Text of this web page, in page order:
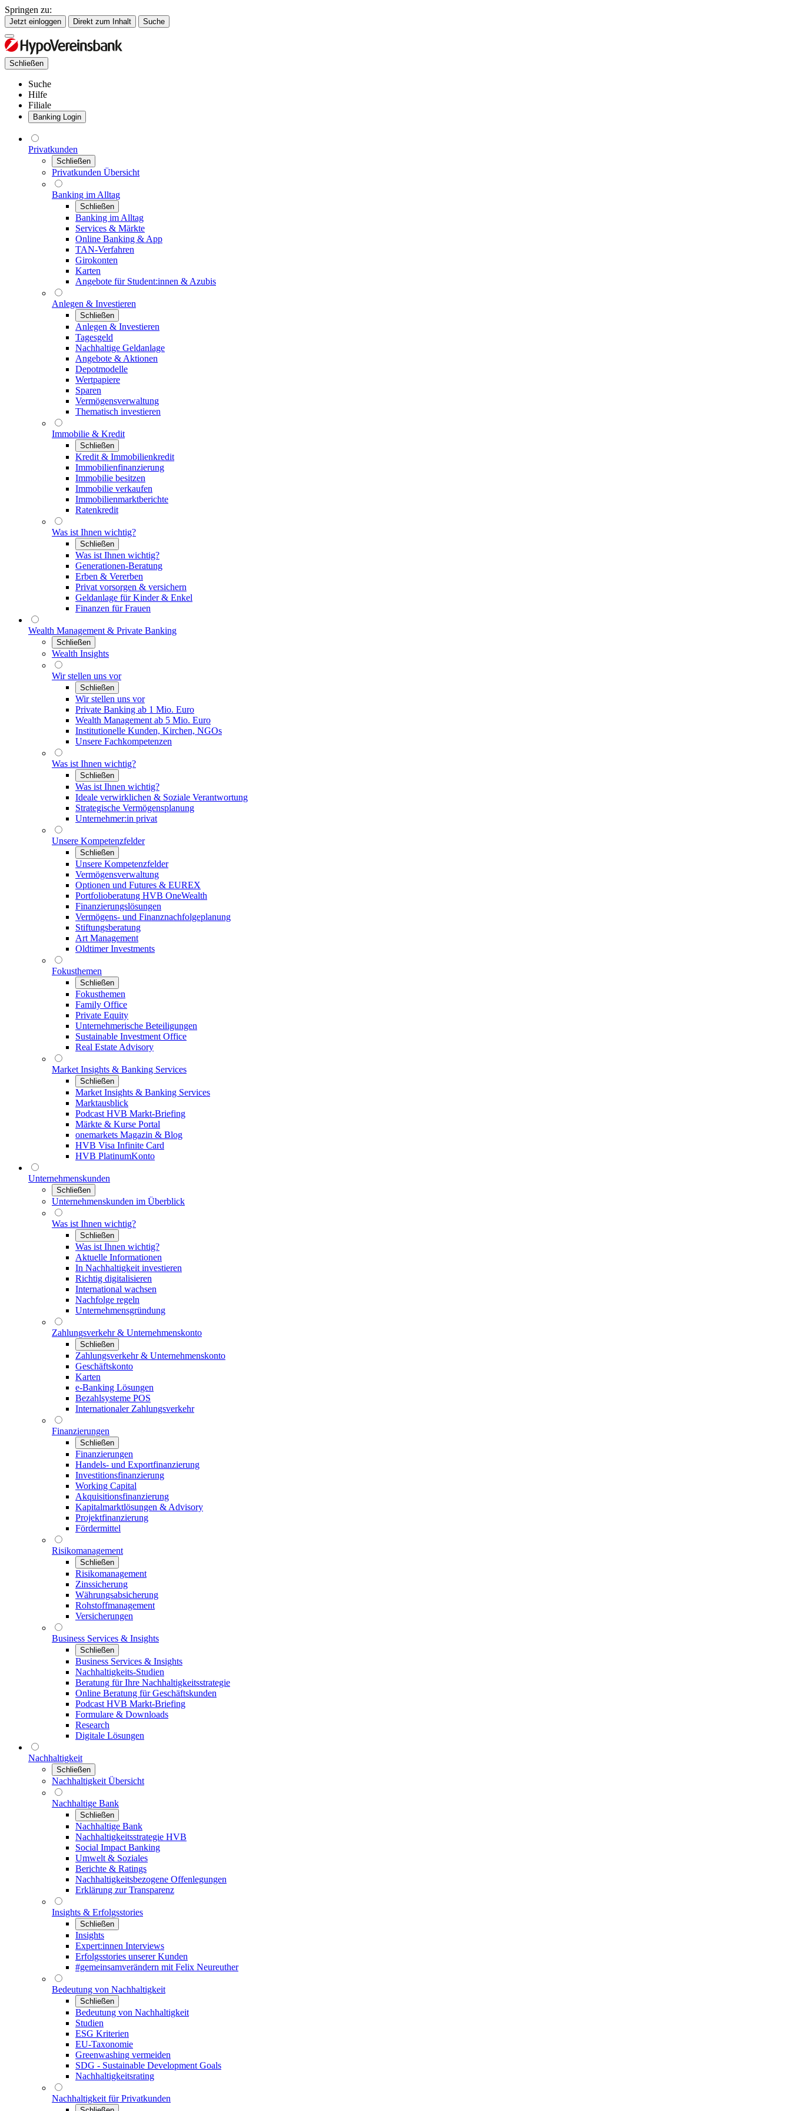
Springen zu:
Jetzt einloggen Direkt zum Inhalt Suche
Schließen
Suche
Hilfe
Filiale
Banking Login
Privatkunden
Schließen
Privatkunden Übersicht
Banking im Alltag
Schließen
Banking im Alltag
Services & Märkte
Online Banking & App
TAN-Verfahren
Girokonten
Karten
Angebote für Student:innen & Azubis
Anlegen & Investieren
Schließen
Anlegen & Investieren
Tagesgeld
Nachhaltige Geldanlage
Angebote & Aktionen
Depotmodelle
Wertpapiere
Sparen
Vermögensverwaltung
Thematisch investieren
Immobilie & Kredit
Schließen
Kredit & Immobilienkredit
Immobilienfinanzierung
Immobilie besitzen
Immobilie verkaufen
Immobilienmarktberichte
Ratenkredit
Was ist Ihnen wichtig?
Schließen
Was ist Ihnen wichtig?
Generationen-Beratung
Erben & Vererben
Privat vorsorgen & versichern
Geldanlage für Kinder & Enkel
Finanzen für Frauen
Wealth Management & Private Banking
Schließen
Wealth Insights
Wir stellen uns vor
Schließen
Wir stellen uns vor
Private Banking ab 1 Mio. Euro
Wealth Management ab 5 Mio. Euro
Institutionelle Kunden, Kirchen, NGOs
Unsere Fachkompetenzen
Was ist Ihnen wichtig?
Schließen
Was ist Ihnen wichtig?
Ideale verwirklichen & Soziale Verantwortung
Strategische Vermögensplanung
Unternehmer:in privat
Unsere Kompetenzfelder
Schließen
Unsere Kompetenzfelder
Vermögensverwaltung
Optionen und Futures & EUREX
Portfolioberatung HVB OneWealth
Finanzierungslösungen
Vermögens- und Finanznachfolgeplanung
Stiftungsberatung
Art Management
Oldtimer Investments
Fokusthemen
Schließen
Fokusthemen
Family Office
Private Equity
Unternehmerische Beteiligungen
Sustainable Investment Office
Real Estate Advisory
Market Insights & Banking Services
Schließen
Market Insights & Banking Services
Marktausblick
Podcast HVB Markt-Briefing
Märkte & Kurse Portal
onemarkets Magazin & Blog
HVB Visa Infinite Card
HVB PlatinumKonto
Unternehmenskunden
Schließen
Unternehmenskunden im Überblick
Was ist Ihnen wichtig?
Schließen
Was ist Ihnen wichtig?
Aktuelle Informationen
In Nachhaltigkeit investieren
Richtig digitalisieren
International wachsen
Nachfolge regeln
Unternehmensgründung
Zahlungsverkehr & Unternehmenskonto
Schließen
Zahlungsverkehr & Unternehmenskonto
Geschäftskonto
Karten
e-Banking Lösungen
Bezahlsysteme POS
Internationaler Zahlungsverkehr
Finanzierungen
Schließen
Finanzierungen
Handels- und Exportfinanzierung
Investitionsfinanzierung
Working Capital
Akquisitionsfinanzierung
Kapitalmarktlösungen & Advisory
Projektfinanzierung
Fördermittel
Risikomanagement
Schließen
Risikomanagement
Zinssicherung
Währungsabsicherung
Rohstoffmanagement
Versicherungen
Business Services & Insights
Schließen
Business Services & Insights
Nachhaltigkeits-Studien
Beratung für Ihre Nachhaltigkeitsstrategie
Online Beratung für Geschäftskunden
Podcast HVB Markt-Briefing
Formulare & Downloads
Research
Digitale Lösungen
Nachhaltigkeit
Schließen
Nachhaltigkeit Übersicht
Nachhaltige Bank
Schließen
Nachhaltige Bank
Nachhaltigkeitsstrategie HVB
Social Impact Banking
Umwelt & Soziales
Berichte & Ratings
Nachhaltigkeitsbezogene Offenlegungen
Erklärung zur Transparenz
Insights & Erfolgsstories
Schließen
Insights
Expert:innen Interviews
Erfolgsstories unserer Kunden
#gemeinsamverändern mit Felix Neureuther
Bedeutung von Nachhaltigkeit
Schließen
Bedeutung von Nachhaltigkeit
Studien
ESG Kriterien
EU-Taxonomie
Greenwashing vermeiden
SDG - Sustainable Development Goals
Nachhaltigkeitsrating
Nachhaltigkeit für Privatkunden